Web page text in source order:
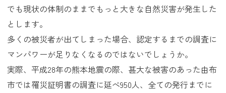
でも現状の体制のままでもっと大きな自然災害が発生した
とします。
多くの被災者が出てしまった場合、認定するまでの調査に
マンパワーが足りなくなるのではないでしょうか。
実際、平成28年の熊本地震の際、甚大な被害のあった由布
市では罹災証明書の調査に延べ950人、全ての発行までに